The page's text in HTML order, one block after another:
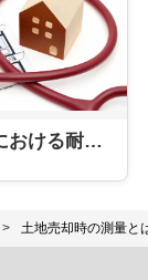
木造住宅における耐震診断とは？目的や費用についてご紹介！
土地売却時の測量と